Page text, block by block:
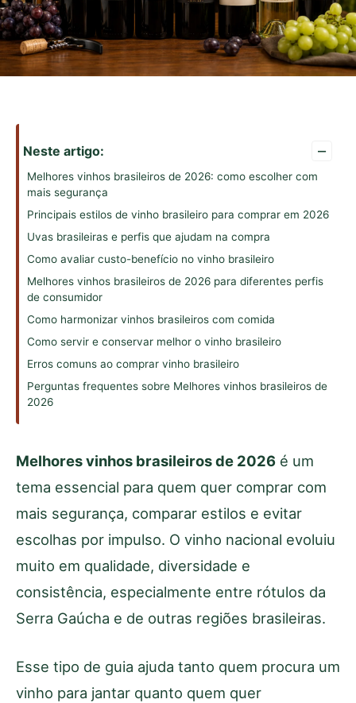
Neste artigo: –
Melhores vinhos brasileiros de 2026: como escolher com
mais segurança
Principais estilos de vinho brasileiro para comprar em 2026
Uvas brasileiras e perfis que ajudam na compra
Como avaliar custo-benefício no vinho brasileiro
Melhores vinhos brasileiros de 2026 para diferentes perfis
de consumidor
Como harmonizar vinhos brasileiros com comida
Como servir e conservar melhor o vinho brasileiro
Erros comuns ao comprar vinho brasileiro
Perguntas frequentes sobre Melhores vinhos brasileiros de
2026
Melhores vinhos brasileiros de 2026 é um
tema essencial para quem quer comprar com
mais segurança, comparar estilos e evitar
escolhas por impulso. O vinho nacional evoluiu
muito em qualidade, diversidade e
consistência, especialmente entre rótulos da
Serra Gaúcha e de outras regiões brasileiras.
Esse tipo de guia ajuda tanto quem procura um
vinho para jantar quanto quem quer